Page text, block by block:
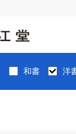
和書 洋